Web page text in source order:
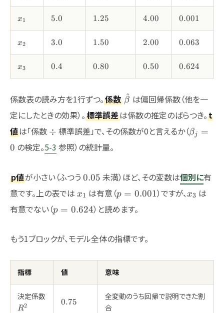
x_1
x1 5.0
5.0 1.25
1.25 4.00
4.00 0.001
0.001
x_2
x2 3.0
3.0 1.50
1.50 2.00
2.00 0.063
0.063
x_3
x3 0.4
0.4 0.80
0.80 0.50
0.50 0.624
0.624
係数表の読み方を1行ずつ。係数 \hat{\beta}
β
^ は偏回帰係数（他を一
定にしたときの効果）。標準誤差は係数の推定のばらつき。t
値は「係数 \div
÷ 標準誤差」で、その係数が0と言えるか（βj
=
0 の検定。5-3 参照）の統計量。
p値が小さい（ふつう 0.05
0.05 未満）ほど、その変数は個別に有
意です。上の表では x_1
x1 は有意（p=0.001
p = 0.001）ですが、x_3
x3 は
有意でない（p=0.624
p = 0.624）と読めます。
もう1ブロックが、モデル全体の指標です。
指標 値 意味
決定係数
R^2
R2 0.75
0.75
全変動のうち回帰で説明できた割
合